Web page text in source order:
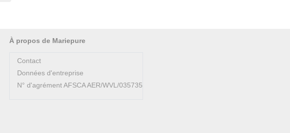
À propos de Mariepure
Contact
Données d'entreprise
N° d'agrément AFSCA AER/WVL/035735